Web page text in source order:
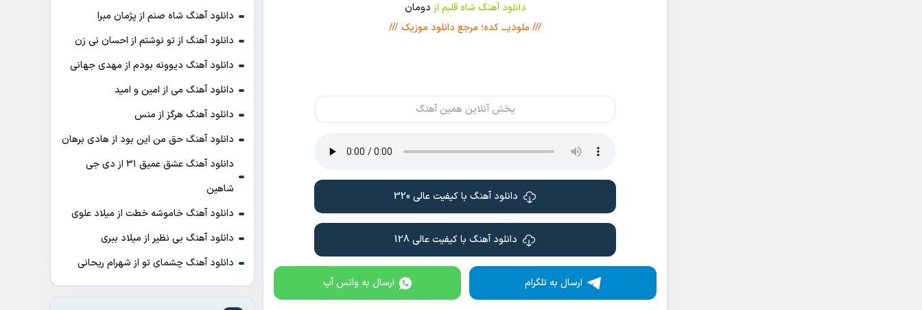
دانلود آهنگ شاه قلبم ازدومان
/// ملودیـــ کده؛ مرجع دانلود موزیک ///
پخش آنلاین همین آهنگ
دانلود آهنگ با کیفیت عالی 320
دانلود آهنگ با کیفیت عالی 128
ارسال به تلگرام ارسال به واتس آپ
دانلود آهنگ شاه صنم از پژمان مبرا
دانلود آهنگ از تو نوشتم از احسان نی زن
دانلود آهنگ دیوونه بودم از مهدی جهانی
دانلود آهنگ می از امین و امید
دانلود آهنگ هرگز از منس
دانلود آهنگ حق من این بود از هادی برهان
دانلود آهنگ عشق عمیق ۳۱ از دی جی
شاهین
دانلود آهنگ خاموشه خطت از میلاد علوی
دانلود آهنگ بی نظیر از میلاد ببری
دانلود آهنگ چشمای تو از شهرام ریحانی